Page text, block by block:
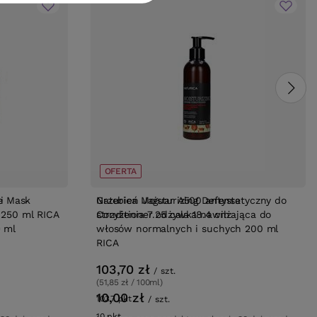
ml
BESTSELLER
Grzebień Jaguar A500 antystatyczny do
strzyżenia 7.25 cala 18.4 cm
10,00 zł / szt.
Mask
ml RICA
OFERTA
Naturica Moisturizing Defense
Conditioner odżywka nawilżająca do
włosów normalnych i suchych 200 ml
RICA
103,70 zł / szt.
(51,85 zł / 100ml)
103.7pktpunktów